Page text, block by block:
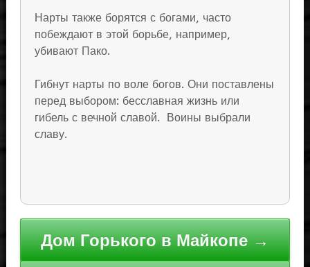
Нарты также борятся с богами, часто
побеждают в этой борьбе, например,
убивают Пако.
Гибнут нарты по воле богов. Они поставлены
перед выбором: бесславная жизнь или
гибель с вечной славой. Воины выбрали
славу.
Навигация
поДом Горького в Майкопе →